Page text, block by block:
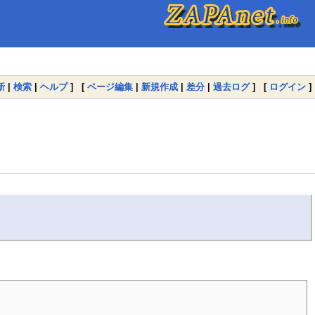
| 検索 | ヘルプ] [ ページ編集 | 新規作成 | 差分 | 過去ログ] [ ログイン ]